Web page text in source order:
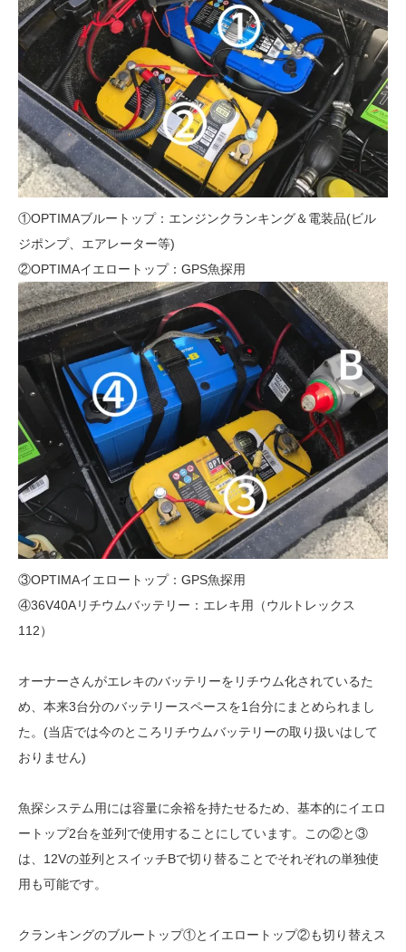
①OPTIMAブルートップ：エンジンクランキング＆電装品(ビル
ジポンプ、エアレーター等)
②OPTIMAイエロートップ：GPS魚探用
③OPTIMAイエロートップ：GPS魚探用
④36V40Aリチウムバッテリー：エレキ用（ウルトレックス
112）
オーナーさんがエレキのバッテリーをリチウム化されているた
め、本来3台分のバッテリースペースを1台分にまとめられまし
た。(当店では今のところリチウムバッテリーの取り扱いはして
おりません)
魚探システム用には容量に余裕を持たせるため、基本的にイエロ
ートップ2台を並列で使用することにしています。この②と③
は、12Vの並列とスイッチBで切り替ることでそれぞれの単独使
用も可能です。
クランキングのブルートップ①とイエロートップ②も切り替えス